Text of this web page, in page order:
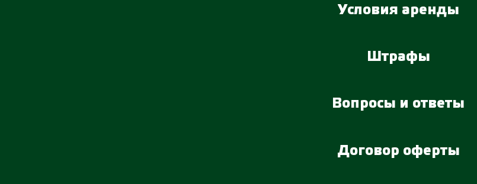
Условия аренды
Штрафы
Вопросы и ответы
Договор оферты